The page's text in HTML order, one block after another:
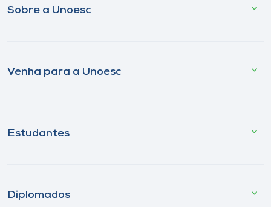
Sobre a Unoesc
Venha para a Unoesc
Estudantes
Diplomados